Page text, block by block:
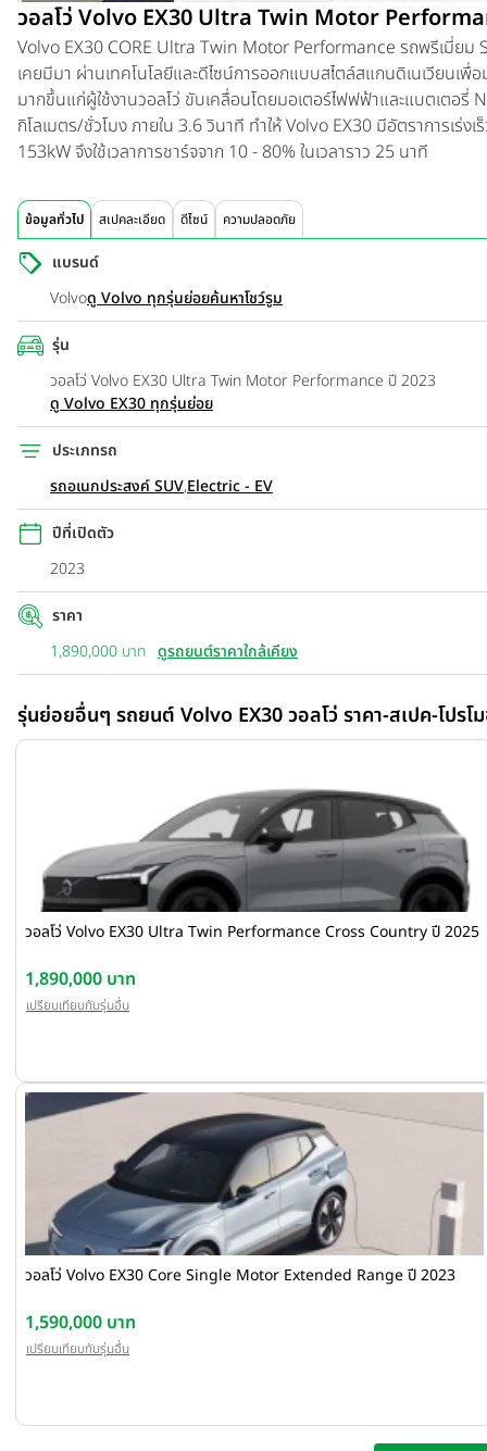
วอลโว่ Volvo EX30 Ultra Twin Motor
Volvo EX30 CORE Ultra Twin Motor Performance รถพรีเมี่ยม
เคยมีมา ผ่านเทคโนโลยีและดีไซน์การออกแบบสไตล์สแกนดิเนเวียน
มากขึ้นแก่ผู้ใช้งานวอลโว่ ขับเคลื่อนโดยมอเตอร์ไฟฟฟ้าและแบตเตอรี่
กิโลเมตร/ชั่วโมง ภายใน 3.6 วินาที ทำให้ Volvo EX30 มีอัตราการเร่
153kW จึงใช้เวลาการชาร์จจาก 10 - 80% ในเวลาราว 25 นาที
ข้อมูลทั่วไป สเปคละเอียด ดีไซน์ ความปลอดภัย
แบรนด์
Volvoดู Volvo ทุกรุ่นย่อยค้นหาโชว์รูม
รุ่น
วอลโว่ Volvo EX30 Ultra Twin Motor Performance ปี 2023
ดู Volvo EX30 ทุกรุ่นย่อย
ประเภทรถ
รถอเนกประสงค์ SUV,Electric - EV
ปีที่เปิดตัว
2023
ราคา
1,890,000 บาท ดูรถยนต์ราคาใกล้เคียง
รุ่นย่อยอื่นๆ รถยนต์ Volvo EX30 วอลโว่ ราคา-สเปค-โปรโ
วอลโว่ Volvo EX30 Ultra Twin Performance Cross Country ปี 2025
1,890,000 บาท
เปรียบเทียบกับรุ่นอื่น
วอลโว่ Volvo EX30 Core Single Motor Extended Range ปี 2023
1,590,000 บาท
เปรียบเทียบกับรุ่นอื่น